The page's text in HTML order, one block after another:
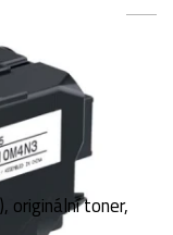
originální toner,